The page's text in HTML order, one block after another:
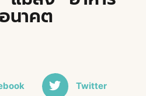
นาคต
Twitter